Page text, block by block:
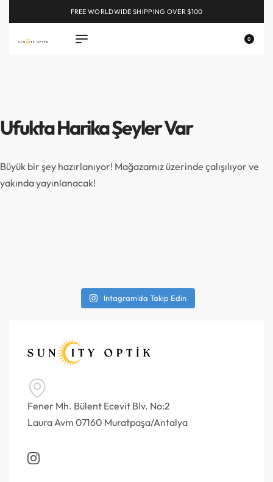
FREE WORLDWIDE SHIPPING OVER $100
0
Ufukta Harika Şeyler Var
Büyük bir şey hazırlanıyor! Mağazamız üzerinde çalışılıyor ve
yakında yayınlanacak!
Intagram'da Takip Edin
Fener Mh. Bülent Ecevit Blv. No:2
Laura Avm 07160 Muratpaşa/Antalya